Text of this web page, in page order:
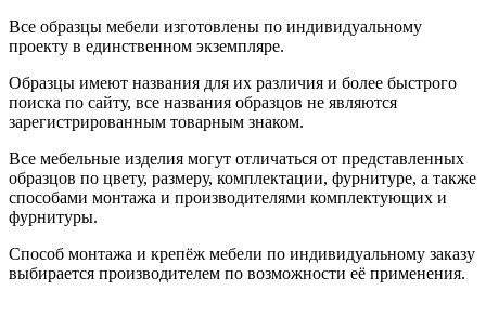
Все образцы мебели изготовлены по индивидуальному
проекту в единственном экземпляре.
Образцы имеют названия для их различия и более быстрого
поиска по сайту, все названия образцов не являются
зарегистрированным товарным знаком.
Все мебельные изделия могут отличаться от представленных
образцов по цвету, размеру, комплектации, фурнитуре, а также
способами монтажа и производителями комплектующих и
фурнитуры.
Способ монтажа и крепёж мебели по индивидуальному заказу
выбирается производителем по возможности её применения.